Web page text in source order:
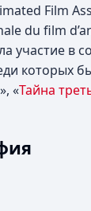
Film
du film
участие в
которых
», «Тайна